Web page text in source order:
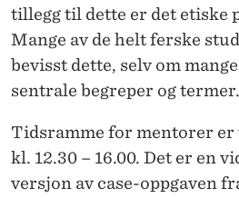
tillegg til dette er det etiske
Mange av de helt ferske
bevisst dette, selv om
sentrale begreper og termer.
Tidsramme for mentorer er
kl. 12.30 – 16.00. Det er en
versjon av case-oppgaven